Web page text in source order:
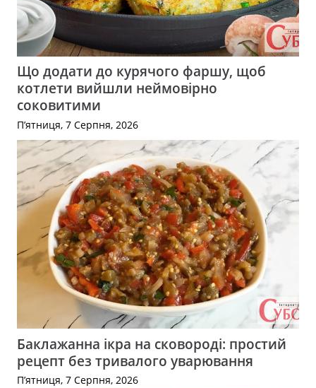
Що додати до курячого фаршу, щоб
котлети вийшли неймовірно
соковитими
П’ятниця, 7 Серпня, 2026
Баклажанна ікра на сковороді: простий
рецепт без тривалого уварювання
П’ятниця, 7 Серпня, 2026